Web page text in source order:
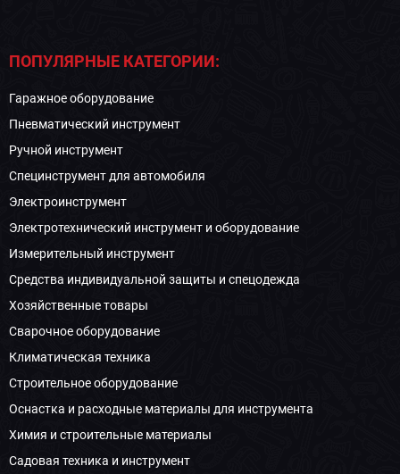
ПОПУЛЯРНЫЕ КАТЕГОРИИ:
Гаражное оборудование
Пневматический инструмент
Ручной инструмент
Специнструмент для автомобиля
Электроинструмент
Электротехнический инструмент и оборудование
Измерительный инструмент
Средства индивидуальной защиты и спецодежда
Хозяйственные товары
Сварочное оборудование
Климатическая техника
Строительное оборудование
Оснастка и расходные материалы для инструмента
Химия и строительные материалы
Садовая техника и инструмент